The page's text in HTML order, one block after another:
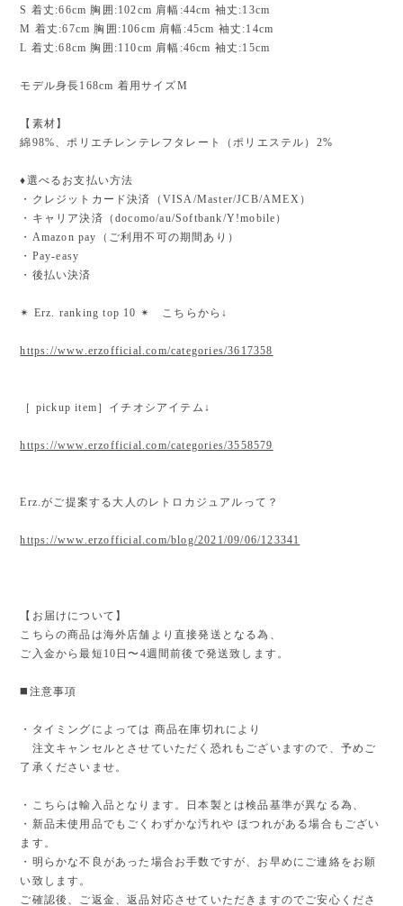
S 着丈:66cm 胸囲:102cm 肩幅:44cm 袖丈:13cm
M 着丈:67cm 胸囲:106cm 肩幅:45cm 袖丈:14cm
L 着丈:68cm 胸囲:110cm 肩幅:46cm 袖丈:15cm
モデル身長168cm 着用サイズM
【素材】
綿98%、ポリエチレンテレフタレート（ポリエステル）2%
♦︎選べるお支払い方法
・クレジットカード決済（VISA/Master/JCB/AMEX）
・キャリア決済（docomo/au/Softbank/Y!mobile）
・Amazon pay（ご利用不可の期間あり）
・Pay-easy
・後払い決済
✴︎ Erz. ranking top 10 ✴︎ こちらから↓
https://www.erzofficial.com/categories/3617358
［ pickup item］イチオシアイテム↓
https://www.erzofficial.com/categories/3558579
Erz.がご提案する大人のレトロカジュアルって？
https://www.erzofficial.com/blog/2021/09/06/123341
【お届けについて】
こちらの商品は海外店舗より直接発送となる為、
ご入金から最短10日〜4週間前後で発送致します。
◼️注意事項
・タイミングによっては 商品在庫切れにより
注文キャンセルとさせていただく恐れもございますので、予めご
了承くださいませ。
・こちらは輸入品となります。日本製とは検品基準が異なる為、
・新品未使用品でもごくわずかな汚れや ほつれがある場合もござい
ます。
・明らかな不良があった場合お手数ですが、お早めにご連絡をお願
い致します。
ご確認後、ご返金、返品対応させていただきますのでご安心くださ